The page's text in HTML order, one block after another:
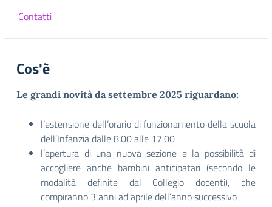
Contatti
Cos'è
Le grandi novità da settembre 2025 riguardano:
l’estensione dell’orario di funzionamento della scuola
dell’Infanzia dalle 8.00 alle 17.00
l’apertura di una nuova sezione e la possibilità di
accogliere anche bambini anticipatari (secondo le
modalità definite dal Collegio docenti), che
compiranno 3 anni ad aprile dell’anno successivo